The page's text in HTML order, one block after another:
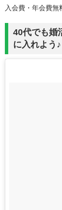
入会費・年会費
40代でも婚
に入れよう♪